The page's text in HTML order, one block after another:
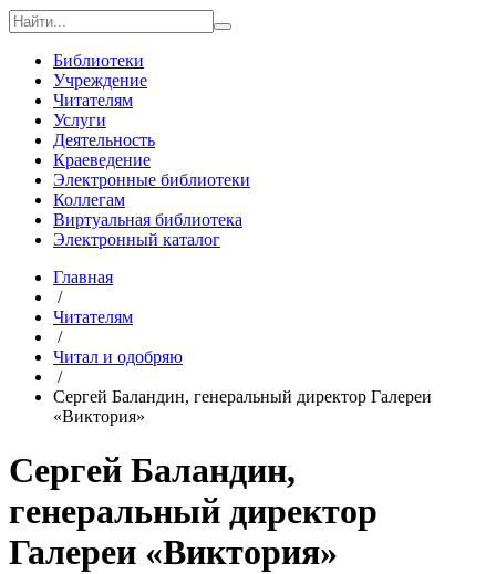
Библиотеки
Учреждение
Читателям
Услуги
Деятельность
Краеведение
Электронные библиотеки
Коллегам
Виртуальная библиотека
Электронный каталог
Главная
/
Читателям
/
Читал и одобряю
/
Сергей Баландин, генеральный директор Галереи
«Виктория»
Сергей Баландин,
генеральный директор
Галереи «Виктория»